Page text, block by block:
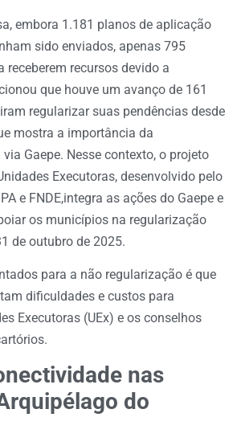
embora 1.181 planos de aplicação
sido enviados, apenas 795
receberem recursos devido a
que houve um avanço de 161
regularizar suas pendências desde
mostra a importância da
Gaepe. Nesse contexto, o projeto
Executoras, desenvolvido pelo
e FNDE,integra as ações do Gaepe e
os municípios na regularização
de outubro de 2025.
para a não regularização é que
dificuldades e custos para
Executoras (UEx) e os conselhos
nas
do